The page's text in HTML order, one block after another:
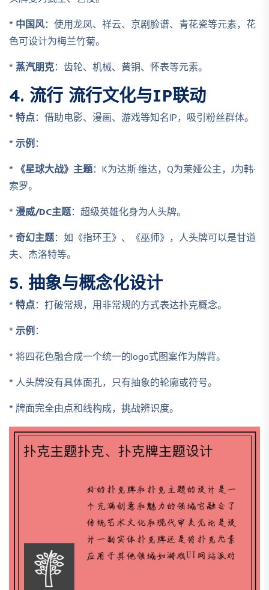
*中国风：使用龙凤、祥云、京剧脸谱、青花瓷等元素，花
色可设计为梅兰竹菊。
*蒸汽朋克：齿轮、机械、黄铜、怀表等元素。
4. 流行 流行文化与IP联动
*特点：借助电影、漫画、游戏等知名IP，吸引粉丝群体。
*示例：
* 《星球大战》主题：K为达斯·维达，Q为莱娅公主，J为韩·
索罗。
*漫威/DC主题：超级英雄化身为人头牌。
*奇幻主题：如《指环王》、《巫师》，人头牌可以是甘道
夫、杰洛特等。
5. 抽象与概念化设计
*特点：打破常规，用非常规的方式表达扑克概念。
*示例：
* 将四花色融合成一个统一的logo式图案作为牌背。
* 人头牌没有具体面孔，只有抽象的轮廓或符号。
* 牌面完全由点和线构成，挑战辨识度。